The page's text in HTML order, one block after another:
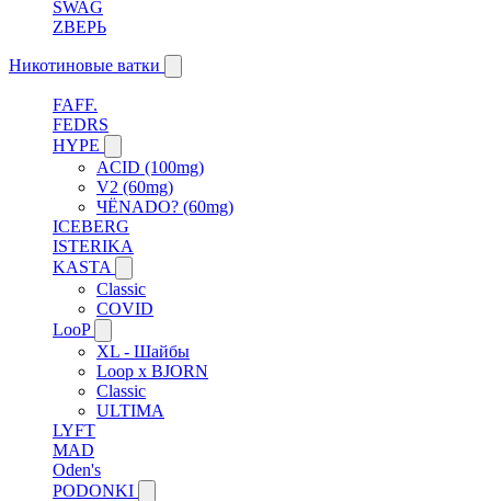
SWAG
ZВЕРЬ
Никотиновые ватки
FAFF.
FEDRS
HYPE
ACID (100mg)
V2 (60mg)
ЧЁNADO? (60mg)
ICEBERG
ISTERIKA
KASTA
Classic
COVID
LooP
XL - Шайбы
Loop x BJORN
Classic
ULTIMA
LYFT
MAD
Oden's
PODONKI